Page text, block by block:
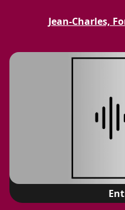
Jean-Charles,